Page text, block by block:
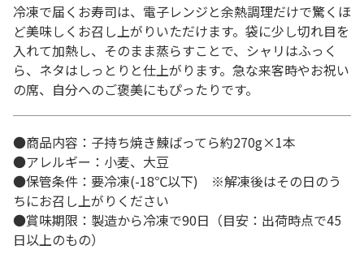
冷凍で届くお寿司は、電子レンジと余熱調理だけで驚くほ
ど美味しくお召し上がりいただけます。袋に少し切れ目を
入れて加熱し、そのまま蒸らすことで、シャリはふっく
ら、ネタはしっとりと仕上がります。急な来客時やお祝い
の席、自分へのご褒美にもぴったりです。
●商品内容：子持ち焼き鰊ばってら約270g×1本
●アレルギー：小麦、大豆
●保管条件：要冷凍(-18℃以下) ※解凍後はその日のう
ちにお召し上がりください
●賞味期限：製造から冷凍で90日（目安：出荷時点で45
日以上のもの）